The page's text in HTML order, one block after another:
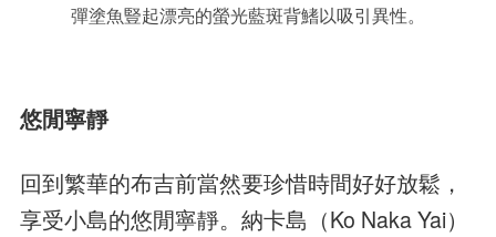
彈塗魚豎起漂亮的螢光藍斑背鰭以吸引異性。
悠閒寧靜
回到繁華的布吉前當然要珍惜時間好好放鬆，
享受小島的悠閒寧靜。納卡島（Ko Naka Yai）